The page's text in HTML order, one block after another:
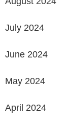
July 2024
June 2024
May 2024
April 2024